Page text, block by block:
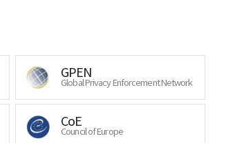
GPEN
Global Privacy Enforcement Network
CoE
Council of Europe